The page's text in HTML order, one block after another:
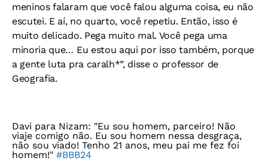
meninos falaram que você falou alguma coisa, eu não
escutei. E aí, no quarto, você repetiu. Então, isso é
muito delicado. Pega muito mal. Você pega uma
minoria que… Eu estou aqui por isso também, porque
a gente luta pra caralh*”, disse o professor de
Geografia.
Davi para Nizam: "Eu sou homem, parceiro! Não
viaje comigo não. Eu sou homem nessa desgraça,
não sou viado! Tenho 21 anos, meu pai me fez foi
homem!" #BBB24